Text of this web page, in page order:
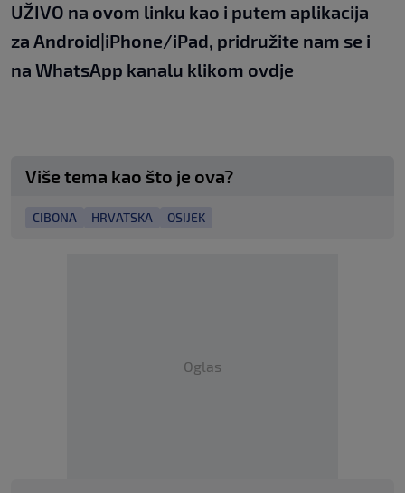
UŽIVO na ovom linku kao i putem aplikacija
za Android|iPhone/iPad, pridružite nam se i
na WhatsApp kanalu klikom ovdje
Više tema kao što je ova?
CIBONA HRVATSKA OSIJEK
Oglas